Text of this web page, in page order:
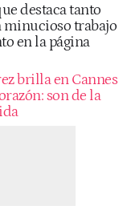
destaca tanto
minucioso trabajo
en la página
brilla en Cannes
son de la